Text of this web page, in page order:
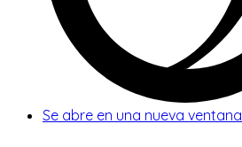
Se abre en una nueva ventana